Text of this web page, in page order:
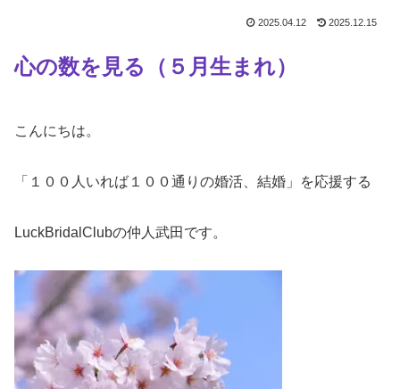
2025.04.12 2025.12.15
心の数を見る（５月生まれ）
こんにちは。
「１００人いれば１００通りの婚活、結婚」を応援する
LuckBridalClubの仲人武田です。